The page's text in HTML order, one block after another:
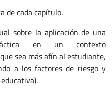
de cada capítulo.
sobre la aplicación de una
en un contexto
sea más afín al estudiante,
a los factores de riesgo y